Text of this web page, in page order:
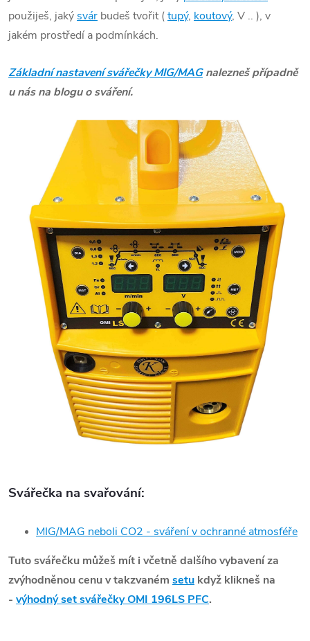
použiješ, jakýsvár budeš tvořit (tupý, koutový, V .. ), v
jakém prostředí a podmínkách.
Základní nastavení svářečky MIG/MAGnalezneš případně
u nás na blogu o sváření.
Svářečka na svařování:
MIG/MAG neboli CO2 - sváření v ochranné atmosféře
Tuto svářečku můžeš mít i včetně dalšího vybavení za
zvýhodněnou cenu v takzvaném setu když klikneš na
- výhodný set svářečky OMI 196LS PFC.